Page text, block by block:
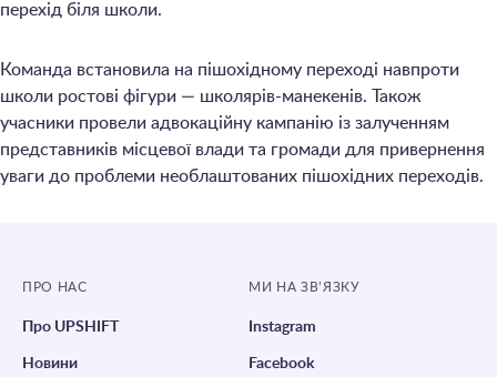
перехід біля школи.
Команда встановила на пішохідному переході навпроти
школи ростові фігури — школярів-манекенів. Також
учасники провели адвокаційну кампанію із залученням
представників місцевої влади та громади для привернення
уваги до проблеми необлаштованих пішохідних переходів.
ПРО НАС
Про UPSHIFT
Новини
МИ НА ЗВ’ЯЗКУ
Instagram
Facebook